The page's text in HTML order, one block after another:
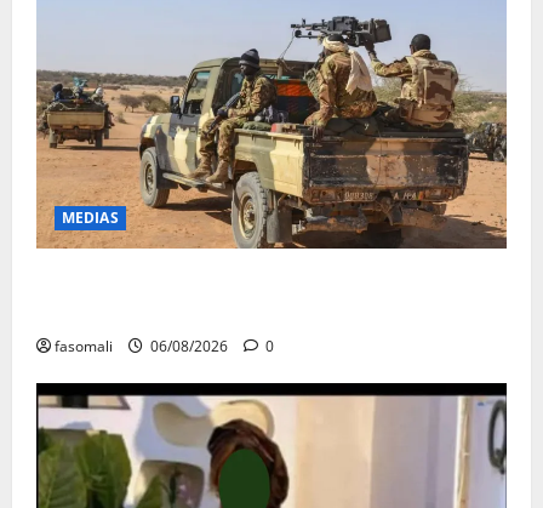
MEDIAS
fasomali 06/08/2026 0